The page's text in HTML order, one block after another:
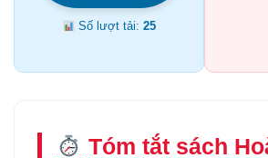
Số lượt tải:25
Tóm tắt sách